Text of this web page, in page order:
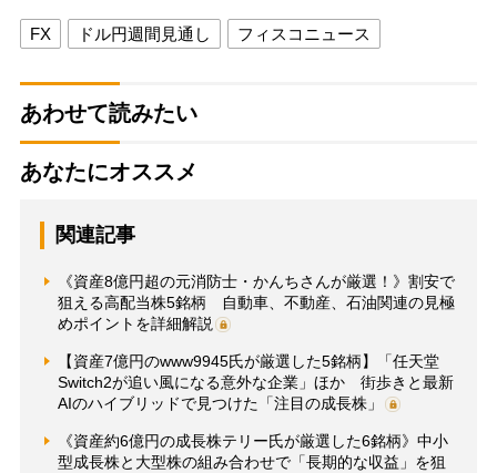
FX ドル円週間見通し フィスコニュース
あわせて読みたい
あなたにオススメ
関連記事
《資産8億円超の元消防士・かんちさんが厳選！》割安で
狙える高配当株5銘柄 自動車、不動産、石油関連の見極
めポイントを詳細解説
【資産7億円のwww9945氏が厳選した5銘柄】「任天堂
Switch2が追い風になる意外な企業」ほか 街歩きと最新
AIのハイブリッドで見つけた「注目の成長株」
《資産約6億円の成長株テリー氏が厳選した6銘柄》中小
型成長株と大型株の組み合わせで「長期的な収益」を狙